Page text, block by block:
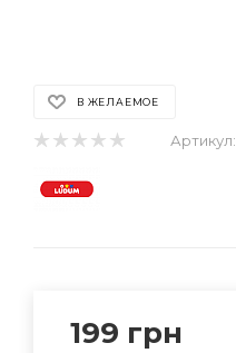
В ЖЕЛАЕМОЕ
Артикул:
199 грн